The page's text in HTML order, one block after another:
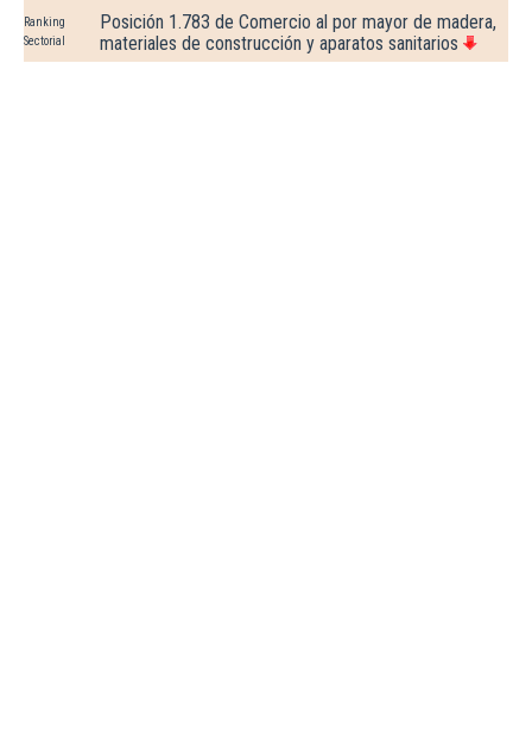
Ranking
Sectorial
Posición 1.783 de Comercio al por mayor de madera,
materiales de construcción y aparatos sanitarios